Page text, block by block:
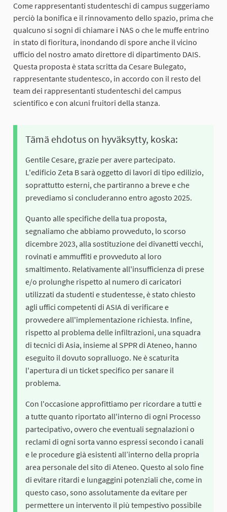
Come rappresentanti studenteschi di campus suggeriamo
perciò la bonifica e il rinnovamento dello spazio, prima che
qualcuno si sogni di chiamare i NAS o che le muffe entrino
in stato di fioritura, inondando di spore anche il vicino
ufficio del nostro amato direttore di dipartimento DAIS.
Questa proposta è stata scritta da Cesare Bulegato,
rappresentante studentesco, in accordo con il resto del
team dei rappresentanti studenteschi del campus
scientifico e con alcuni fruitori della stanza.
Tämä ehdotus on hyväksytty, koska:
Gentile Cesare, grazie per avere partecipato.
L'edificio Zeta B sarà oggetto di lavori di tipo edilizio,
soprattutto esterni, che partiranno a breve e che
prevediamo si concluderanno entro agosto 2025.
Quanto alle specifiche della tua proposta,
segnaliamo che abbiamo provveduto, lo scorso
dicembre 2023, alla sostituzione dei divanetti vecchi,
rovinati e ammuffiti e provveduto al loro
smaltimento. Relativamente all'insufficienza di prese
e/o prolunghe rispetto al numero di caricatori
utilizzati da studenti e studentesse, è stato chiesto
agli uffici competenti di ASIA di verificare e
provvedere all'implementazione richiesta. Infine,
rispetto al problema delle infiltrazioni, una squadra
di tecnici di Asia, insieme al SPPR di Ateneo, hanno
eseguito il dovuto sopralluogo. Ne è scaturita
l'apertura di un ticket specifico per sanare il
problema.
Con l'occasione approfittiamo per ricordare a tutti e
a tutte quanto riportato all'interno di ogni Processo
partecipativo, ovvero che eventuali segnalazioni o
reclami di ogni sorta vanno espressi secondo i canali
e le procedure già esistenti all’interno della propria
area personale del sito di Ateneo. Questo al solo fine
di evitare ritardi e lungaggini potenziali che, come in
questo caso, sono assolutamente da evitare per
permettere un intervento il più tempestivo possibile